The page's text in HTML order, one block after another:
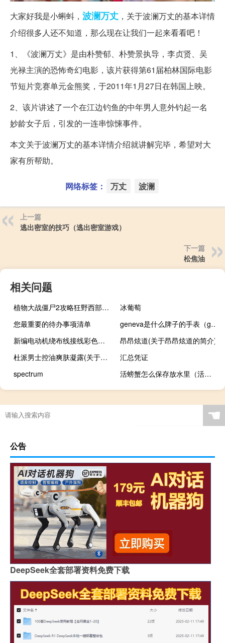
大家好我是小蝌蚪， 波澜万丈 ，关于波澜万丈的基本详情
介绍很多人还不知道，那么现在让我们一起来看看吧！
1、《波澜万丈》是由朴赞郁、朴赞景执导，李贞贤、吴
光禄主演的恐怖奇幻电影，该片获得第61届柏林国际电影
节短片竞赛单元金熊奖，于2011年1月27日在韩国上映。
2、该片讲述了一个在江边钓鱼的中年男人意外钓起一名
妙龄女子后，引发的一连串惊悚事件。
本文关于波澜万丈的基本详情介绍就讲解完毕，希望对大
家有所帮助。
网络标签： 万丈 波澜
上一篇
逃出密室的技巧（逃出密室游戏）
下一篇
松焦油
相关问题
植物大战僵尸2攻略狂野西部（植物大战僵尸2攻略）
冰葡萄
您最重要的待办事项清单
geneva是什么牌子的手表（geneva是什么牌子手表）
新编电动机绕布线接线彩色图集(关于新编电动机绕布线接线彩色图集的简介)
昂昂炫道(关于昂昂炫道的简介)
杜派男士控油爽肤凝露(关于杜派男士控油爽肤凝露的简介)
汇总凭证
spectrum
活螃蟹怎么保存放水里（活螃蟹怎么保存过夜）
☚
公告
DeepSeek全套部署资料免费下载